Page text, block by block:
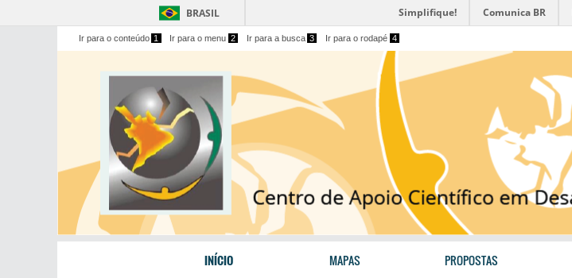
BRASIL Simplifique! Comunica BR
Ir para o conteúdo 1 Ir para o menu 2 Ir para a busca 3 Ir para o rodapé 4
INÍCIO MAPAS PROPOSTAS